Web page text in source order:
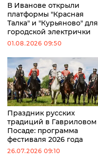
В Иванове открыли
платформы "Красная
Талка" и "Курьяново" для
городской электрички
01.08.2026 09:50
Праздник русских
традиций в Гавриловом
Посаде: программа
фестиваля 2026 года
26.07.2026 09:10